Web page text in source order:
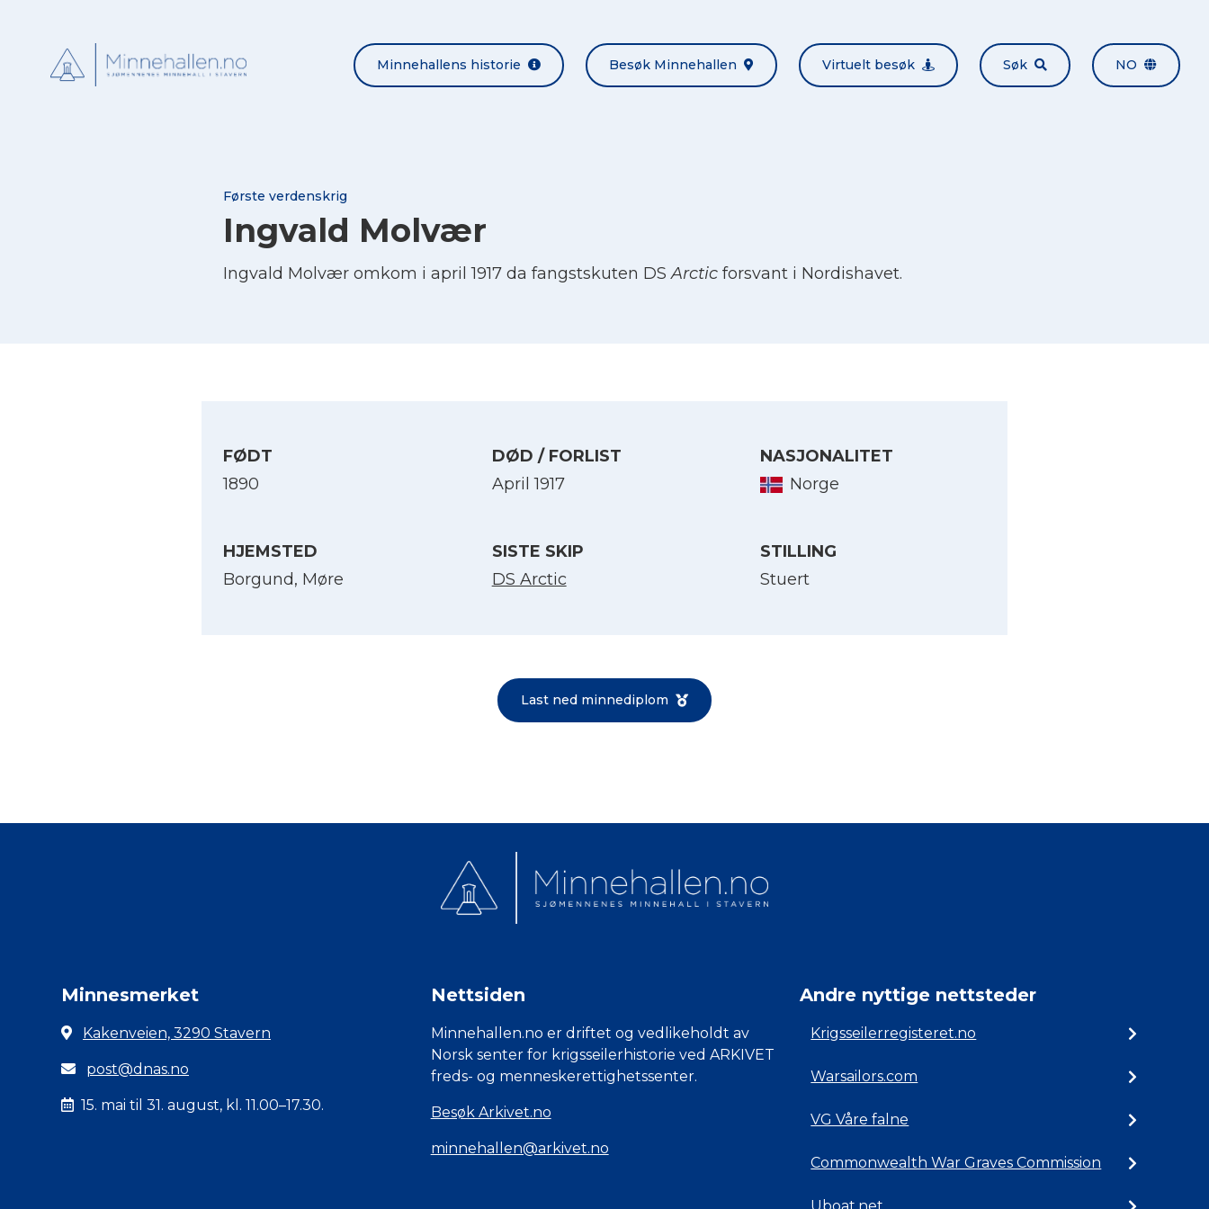
Minnehallens historie Besøk Minnehallen Virtuelt besøk Søk NO
Første verdenskrig
Ingvald Molvær
Ingvald Molvær omkom i april 1917 da fangstskuten DSArctic forsvant i Nordishavet.
FØDT
1890
DØD / FORLIST
April 1917
NASJONALITET
Norge
HJEMSTED
Borgund, Møre
SISTE SKIP
DS Arctic
STILLING
Stuert
Last ned minnediplom
Minnesmerket
Kakenveien, 3290 Stavern
post@dnas.no
15. mai til 31. august, kl. 11.00–17.30.
Nettsiden
Minnehallen.no er driftet og vedlikeholdt av
Norsk senter for krigsseilerhistorie ved ARKIVET
freds- og menneskerettighetssenter.
Besøk Arkivet.no
minnehallen@arkivet.no
Andre nyttige nettsteder
Krigsseilerregisteret.no
Warsailors.com
VG Våre falne
Commonwealth War Graves Commission
Norsk bokmål